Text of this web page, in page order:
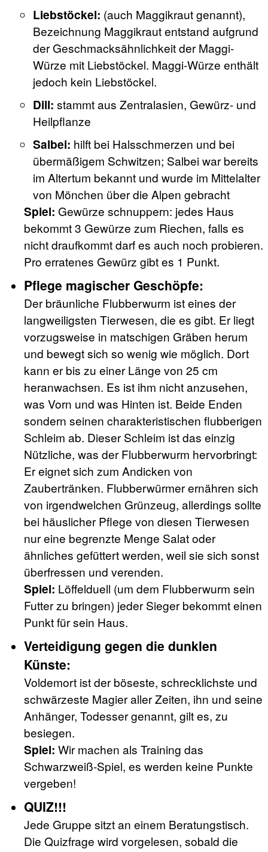
Liebstöckel: (auch Maggikraut genannt),
Bezeichnung Maggikraut entstand aufgrund
der Geschmacksähnlichkeit der Maggi-
Würze mit Liebstöckel. Maggi-Würze enthält
jedoch kein Liebstöckel.
Dill: stammt aus Zentralasien, Gewürz- und
Heilpflanze
Salbei: hilft bei Halsschmerzen und bei
übermäßigem Schwitzen; Salbei war bereits
im Altertum bekannt und wurde im Mittelalter
von Mönchen über die Alpen gebracht
Spiel: Gewürze schnuppern: jedes Haus
bekommt 3 Gewürze zum Riechen, falls es
nicht draufkommt darf es auch noch probieren.
Pro erratenes Gewürz gibt es 1 Punkt.
Pflege magischer Geschöpfe:
Der bräunliche Flubberwurm ist eines der
langweiligsten Tierwesen, die es gibt. Er liegt
vorzugsweise in matschigen Gräben herum
und bewegt sich so wenig wie möglich. Dort
kann er bis zu einer Länge von 25 cm
heranwachsen. Es ist ihm nicht anzusehen,
was Vorn und was Hinten ist. Beide Enden
sondern seinen charakteristischen flubberigen
Schleim ab. Dieser Schleim ist das einzig
Nützliche, was der Flubberwurm hervorbringt:
Er eignet sich zum Andicken von
Zaubertränken. Flubberwürmer ernähren sich
von irgendwelchen Grünzeug, allerdings sollte
bei häuslicher Pflege von diesen Tierwesen
nur eine begrenzte Menge Salat oder
ähnliches gefüttert werden, weil sie sich sonst
überfressen und verenden.
Spiel: Löffelduell (um dem Flubberwurm sein
Futter zu bringen) jeder Sieger bekommt einen
Punkt für sein Haus.
Verteidigung gegen die dunklen
Künste:
Voldemort ist der böseste, schrecklichste und
schwärzeste Magier aller Zeiten, ihn und seine
Anhänger, Todesser genannt, gilt es, zu
besiegen.
Spiel: Wir machen als Training das
Schwarzweiß-Spiel, es werden keine Punkte
vergeben!
QUIZ!!!
Jede Gruppe sitzt an einem Beratungstisch.
Die Quizfrage wird vorgelesen, sobald die